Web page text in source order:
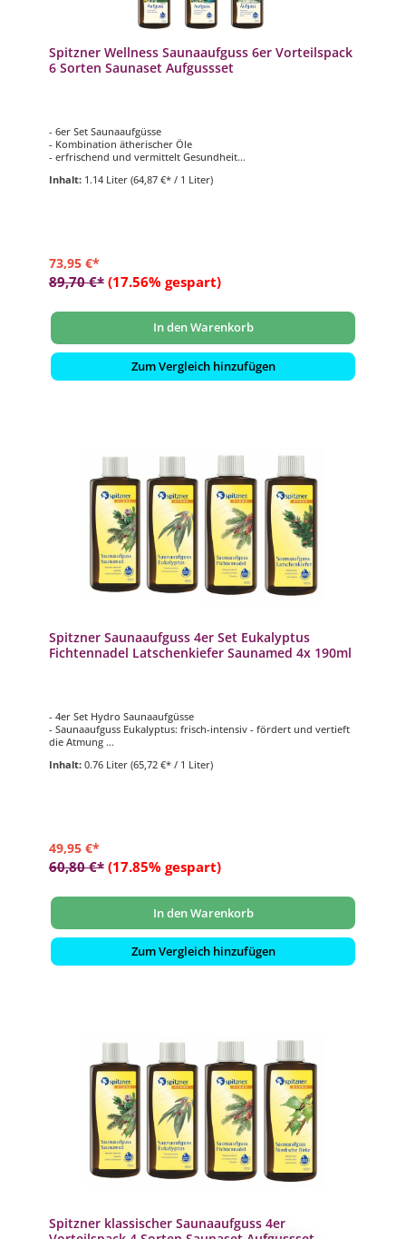
Spitzner Wellness Saunaaufguss 6er Vorteilspack
6 Sorten Saunaset Aufgussset
- 6er Set Saunaaufgüsse
- Kombination ätherischer Öle
- erfrischend und vermittelt Gesundheit
Inhalt: 1.14 Liter (64,87 €* / 1 Liter)
73,95 €*
89,70 €* (17.56% gespart)
In den Warenkorb
Zum Vergleich hinzufügen
Spitzner Saunaaufguss 4er Set Eukalyptus
Fichtennadel Latschenkiefer Saunamed 4x 190ml
- 4er Set Hydro Saunaaufgüsse
- Saunaaufguss Eukalyptus: frisch-intensiv - fördert und vertieft
die Atmung
wohltuend die Atemwege
Inhalt: 0.76 Liter (65,72 €* / 1 Liter)
49,95 €*
60,80 €* (17.85% gespart)
In den Warenkorb
Zum Vergleich hinzufügen
Spitzner klassischer Saunaaufguss 4er